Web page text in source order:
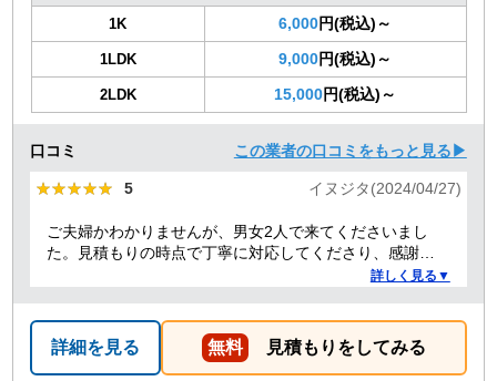
1K 6,000円(税込)～
1LDK 9,000円(税込)～
2LDK 15,000円(税込)～
口コミ この業者の口コミをもっと見る▶
★★★★★
★★★★★ 5 イヌジタ(2024/04/27)
ご夫婦かわかりませんが、男女2人で来てくださいまし
た。見積もりの時点で丁寧に対応してくださり、感謝し
詳しく見る▼
詳細を見る 無料 見積もりをしてみる